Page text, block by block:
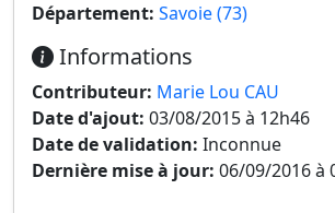
Département: Savoie (73)
Informations
Contributeur: Marie Lou CAU
Date d'ajout: 03/08/2015 à 12h46
Date de validation: Inconnue
Dernière mise à jour: 06/09/2016 à